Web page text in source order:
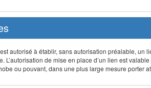
autorisé à établir, sans autorisation préalable,
L’autorisation de mise en place d’un lien est
ou pouvant, dans une plus large mesure porter